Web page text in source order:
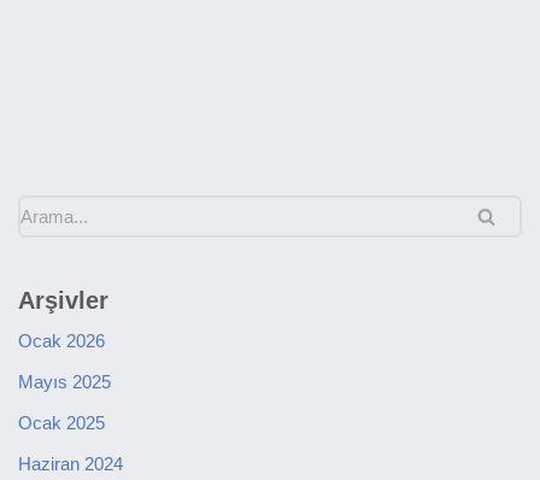
Arşivler
Ocak 2026
Mayıs 2025
Ocak 2025
Haziran 2024